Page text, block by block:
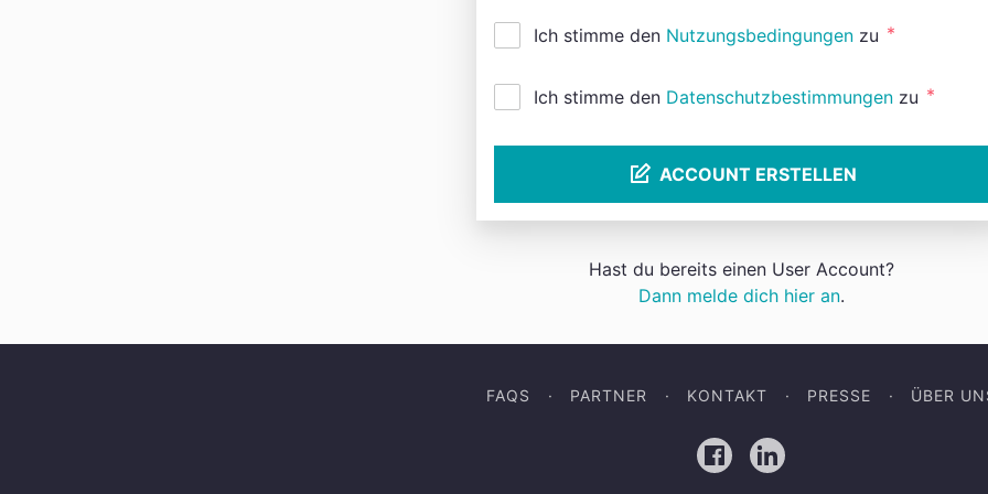
Ich stimme den Nutzungsbedingungen zu *
Ich stimme den Datenschutzbestimmungen zu *
ACCOUNT ERSTELLEN
Hast du bereits einen User Account?
Dann melde dich hier an.
FAQS PARTNER KONTAKT PRESSE ÜBER
FacebookLinkedIn